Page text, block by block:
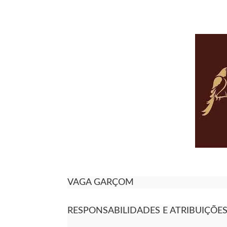
VAGA GARÇOM
RESPONSABILIDADES E ATRIBUIÇÕES